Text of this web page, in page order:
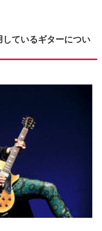
ているギターについ